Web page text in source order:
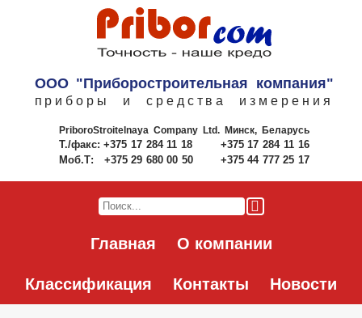
ООО "Приборостроительная компания"
приборы и средства измерения
PriboroStroitelnaya Company Ltd.Минск, Беларусь
Т./факс: +375 17 284 11 18
+375 17 284 11 16
Моб.Т:
+375 29 680 00 50 +375 44 777 25 17
Главная О компании
Классификация Контакты Новости